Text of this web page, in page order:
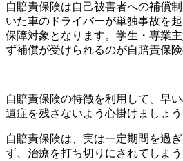
自賠責保険は自己被害者への補償
いた車のドライバーが単独事故を
保障対象となります。学生・専業
ず補償が受けられるのが自賠責保険
自賠責保険の特徴を利用して、早
遺症を残さないよう心掛けましょう
自賠責保険は、実は一定期間を過
ず、治療を打ち切りにされてしま